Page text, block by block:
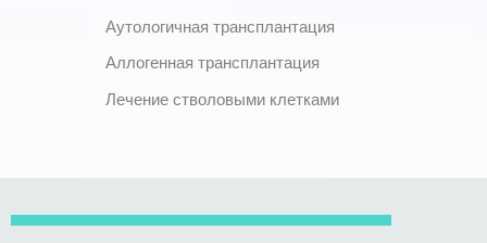
Аутологичная трансплантация
Аллогенная трансплантация
Лечение стволовыми клетками